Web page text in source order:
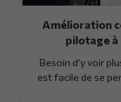
Amélioration
pilotage à
Besoin d’y voir
est facile de se